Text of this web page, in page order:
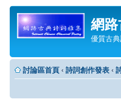
網
優質古典
討論區首頁 ‹ 詩詞創作發表 ‹